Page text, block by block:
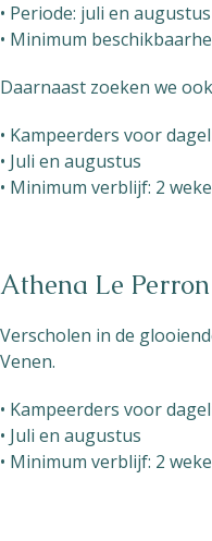
• Periode: juli en augustus
• Minimum
Daarnaast zoeken we
• Kampeerders voor
• Juli en augustus
• Minimum verblijf: 2
Athena Le Perron
Verscholen in de
Venen.
• Kampeerders voor
• Juli en augustus
• Minimum verblijf: 2